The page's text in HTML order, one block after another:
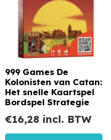
999 Games De
Kolonisten van Catan:
Het snelle Kaartspel
Bordspel Strategie
€16,28 incl. BTW